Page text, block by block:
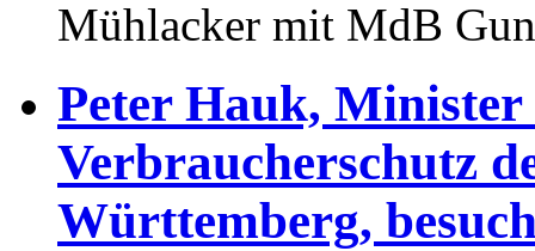
Mühlacker mit MdB
Peter Hauk,
Verbraucherschutz
Württemberg,